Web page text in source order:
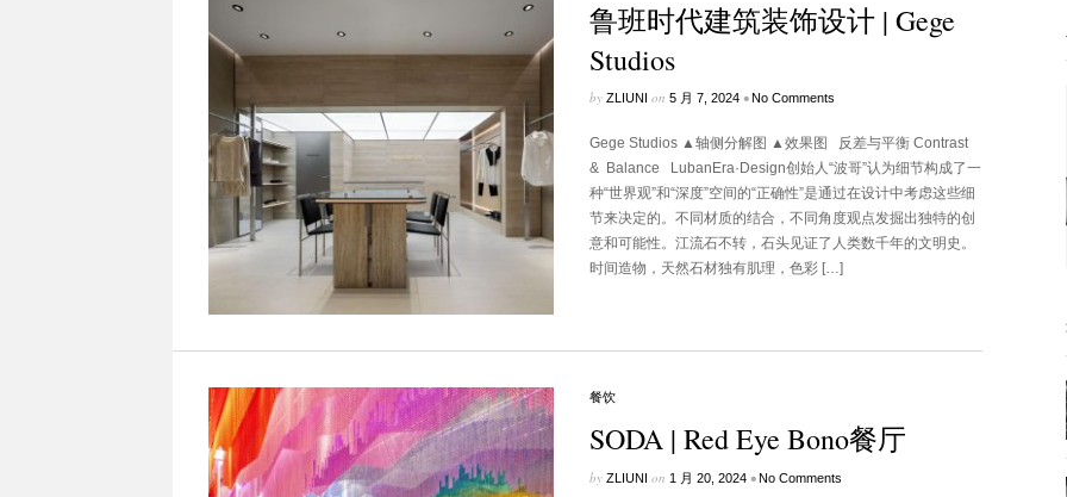
鲁班时代建筑装饰设计 | Gege
Studios
by ZLIUNI on 5 月 7, 2024 •No Comments
Gege Studios ▲轴侧分解图 ▲效果图 反差与平衡 Contrast
& Balance LubanEra·Design创始人“波哥”认为细节构成了一
种“世界观”和“深度”空间的“正确性”是通过在设计中考虑这些细
节来决定的。不同材质的结合，不同角度观点发掘出独特的创
意和可能性。江流石不转，石头见证了人类数千年的文明史。
时间造物，天然石材独有肌理，色彩 […]
餐饮
SODA | Red Eye Bono餐厅
by ZLIUNI on 1 月 20, 2024 •No Comments